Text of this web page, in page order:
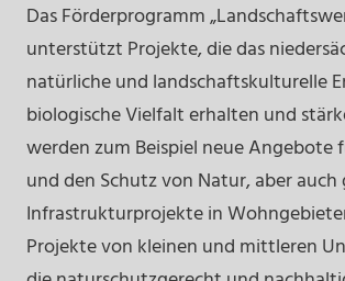
Das Förderprogramm
unterstützt Projekte, die das
natürliche und landschaftskulturelle
biologische Vielfalt erhalten und
werden zum Beispiel neue Angebote
und den Schutz von Natur, aber auch
Infrastrukturprojekte in
Projekte von kleinen und mittleren